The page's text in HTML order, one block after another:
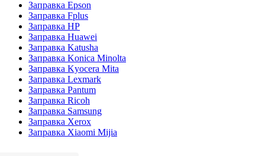
Заправка Epson
Заправка Fplus
Заправка HP
Заправка Huawei
Заправка Katusha
Заправка Konica Minolta
Заправка Kyocera Mita
Заправка Lexmark
Заправка Pantum
Заправка Ricoh
Заправка Samsung
Заправка Xerox
Заправка Xiaomi Mijia